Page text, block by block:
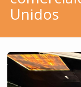
Unidos